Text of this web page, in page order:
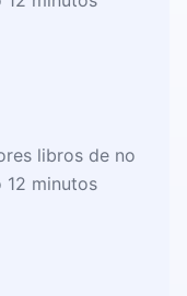
libros de no
minutos